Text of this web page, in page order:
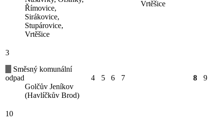
Římovice,
Sirákovice,
Stupárovice,
Vrtěšice
Vrtěšice
3
Směsný komunální
odpad
Golčův Jeníkov
(Havlíčkův Brod)
4 5 6 7 8 9
10